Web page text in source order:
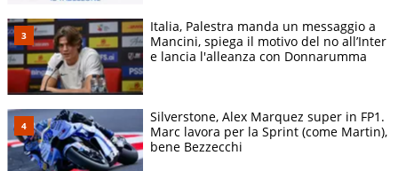
Italia, Palestra manda un messaggio a
Mancini, spiega il motivo del no all’Inter
e lancia l'alleanza con Donnarumma
Silverstone, Alex Marquez super in FP1.
Marc lavora per la Sprint (come Martin),
bene Bezzecchi